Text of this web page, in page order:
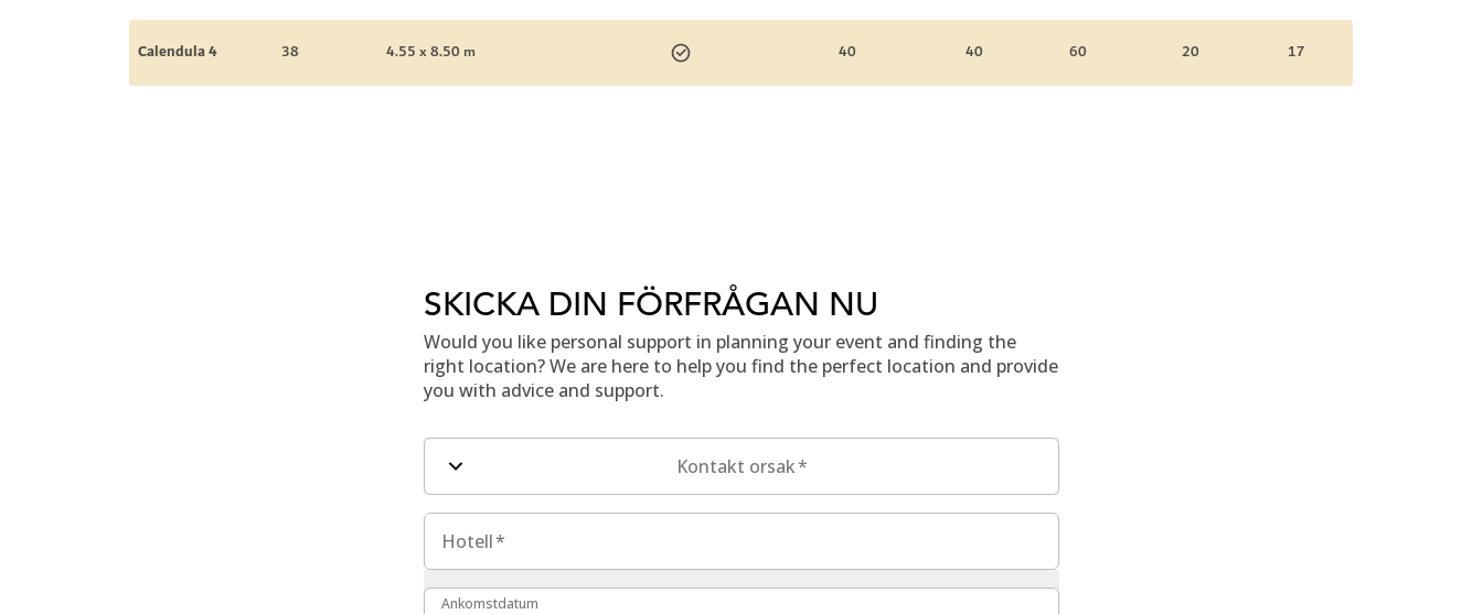
Calendula 4 38 4.55 x 8.50 m 40 40 60 20 17
SKICKA DIN FÖRFRÅGAN NU
Would you like personal support in planning your event and finding the
right location? We are here to help you find the perfect location and provide
you with advice and support.
Fält i kontaktformulär
Kontakt orsak*
Hotell
Hotell*
Ankomstdatum
Ankomstdatum